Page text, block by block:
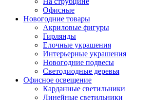
Офисные
Новогодние товары
Акриловые фигуры
Гирлянды
Елочные украшения
Интерьерные украшения
Новогодние подвесы
Светодиодные деревья
Офисное освещение
Карданные светильники
Линейные светильники